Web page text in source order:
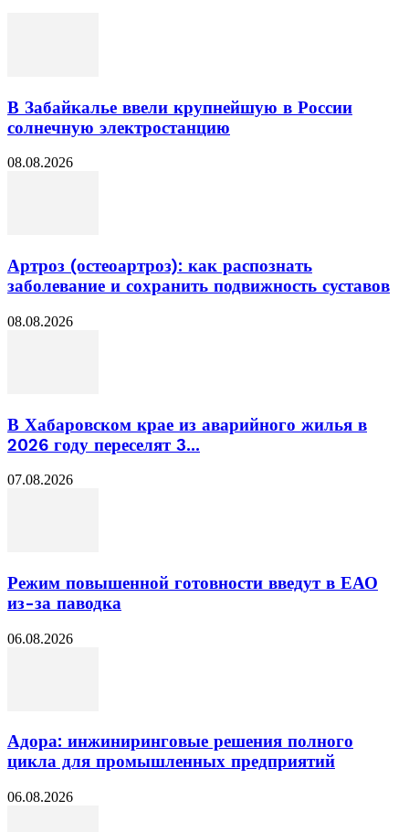
В Забайкалье ввели крупнейшую в России
солнечную электростанцию
08.08.2026
Артроз (остеоартроз): как распознать
заболевание и сохранить подвижность суставов
08.08.2026
В Хабаровском крае из аварийного жилья в
2026 году переселят 3...
07.08.2026
Режим повышенной готовности введут в ЕАО
из-за паводка
06.08.2026
Адора: инжиниринговые решения полного
цикла для промышленных предприятий
06.08.2026